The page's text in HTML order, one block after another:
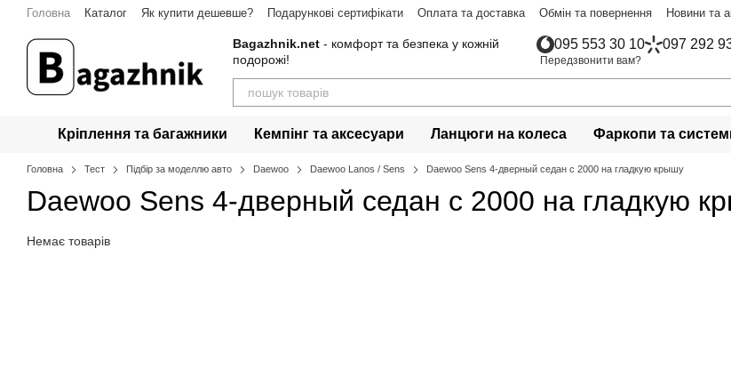
Перейти до основного контенту
Головна Каталог Як купити дешевше? Подарункові сертифікати Оплата та доставка Обмін та повернення Новини та
Bagazhnik.net - комфорт та безпека у кожній
подорожі!
095 553 30 10 097 292
Передзвонити вам?
Кріплення та багажники Кемпінг та аксесуари Ланцюги на колеса Фаркопи та
Головна Тест Підбір за моделлю авто Daewoo Daewoo Lanos / Sens Daewoo Sens 4-дверный седан с 2000 на гладкую крышу
Daewoo Sens 4-дверный седан с 2000 на гладкую
Немає товарів